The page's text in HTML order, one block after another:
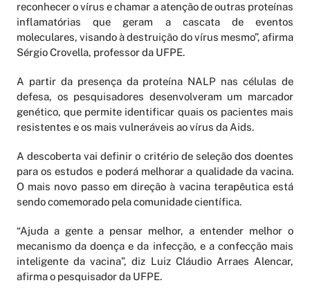
reconhecer o vírus e chamar a atenção de outras proteínas
inflamatórias que geram a cascata de eventos
moleculares, visando à destruição do vírus mesmo”, afirma
Sérgio Crovella, professor da UFPE.
A partir da presença da proteína NALP nas células de
defesa, os pesquisadores desenvolveram um marcador
genético, que permite identificar quais os pacientes mais
resistentes e os mais vulneráveis ao vírus da Aids.
A descoberta vai definir o critério de seleção dos doentes
para os estudos e poderá melhorar a qualidade da vacina.
O mais novo passo em direção à vacina terapêutica está
sendo comemorado pela comunidade científica.
“Ajuda a gente a pensar melhor, a entender melhor o
mecanismo da doença e da infecção, e a confecção mais
inteligente da vacina”, diz Luiz Cláudio Arraes Alencar,
afirma o pesquisador da UFPE.